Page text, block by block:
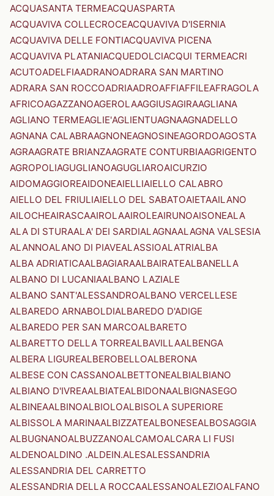
ACQUASANTA TERMEACQUASPARTA
ACQUAVIVA COLLECROCEACQUAVIVA D'ISERNIA
ACQUAVIVA DELLE FONTIACQUAVIVA PICENA
ACQUAVIVA PLATANIACQUEDOLCIACQUI TERMEACRI
ACUTOADELFIAADRANOADRARA SAN MARTINO
ADRARA SAN ROCCOADRIAADROAFFIAFFILEAFRAGOLA
AFRICOAGAZZANOAGEROLAAGGIUSAGIRAAGLIANA
AGLIANO TERMEAGLIE'AGLIENTUAGNAAGNADELLO
AGNANA CALABRAAGNONEAGNOSINEAGORDOAGOSTA
AGRAAGRATE BRIANZAAGRATE CONTURBIAAGRIGENTO
AGROPOLIAGUGLIANOAGUGLIAROAICURZIO
AIDOMAGGIOREAIDONEAIELLIAIELLO CALABRO
AIELLO DEL FRIULIAIELLO DEL SABATOAIETAAILANO
AILOCHEAIRASCAAIROLAAIROLEAIRUNOAISONEALA
ALA DI STURAALA' DEI SARDIALAGNAALAGNA VALSESIA
ALANNOALANO DI PIAVEALASSIOALATRIALBA
ALBA ADRIATICAALBAGIARAALBAIRATEALBANELLA
ALBANO DI LUCANIAALBANO LAZIALE
ALBANO SANT'ALESSANDROALBANO VERCELLESE
ALBAREDO ARNABOLDIALBAREDO D'ADIGE
ALBAREDO PER SAN MARCOALBARETO
ALBARETTO DELLA TORREALBAVILLAALBENGA
ALBERA LIGUREALBEROBELLOALBERONA
ALBESE CON CASSANOALBETTONEALBIALBIANO
ALBIANO D'IVREAALBIATEALBIDONAALBIGNASEGO
ALBINEAALBINOALBIOLOALBISOLA SUPERIORE
ALBISSOLA MARINAALBIZZATEALBONESEALBOSAGGIA
ALBUGNANOALBUZZANOALCAMOALCARA LI FUSI
ALDENOALDINO .ALDEIN.ALESALESSANDRIA
ALESSANDRIA DEL CARRETTO
ALESSANDRIA DELLA ROCCAALESSANOALEZIOALFANO